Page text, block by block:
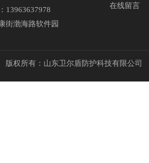
13963637978
街渤海路软件园
在线留言
版权所有：山东卫尔盾防护科技有限公